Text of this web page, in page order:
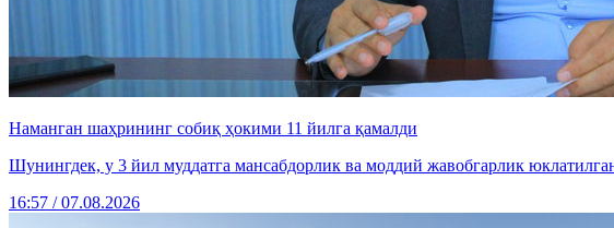
Наманган шаҳрининг собиқ ҳокими 11 йилга қамалди
Шунингдек, у 3 йил муддатга мансабдорлик ва моддий жавобгарлик
16:57 / 07.08.2026